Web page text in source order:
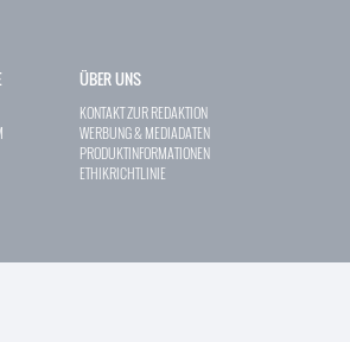
ÜBER UNS
KONTAKT ZUR REDAKTION
WERBUNG & MEDIADATEN
PRODUKTINFORMATIONEN
ETHIKRICHTLINIE